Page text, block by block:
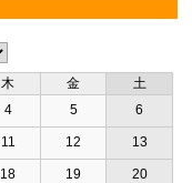
木 金
土
4 5 6
11 12 13
18 19 20